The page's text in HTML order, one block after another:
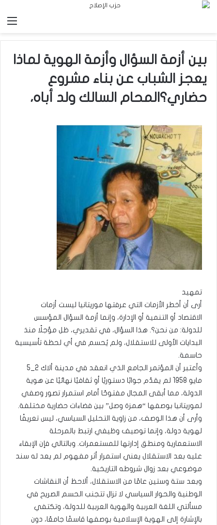
بين أزمة السؤال وأزمة الهوية لماذا
يعجز الشباب عن بناء مشروع
حضاري؟المحام السالك ولد أباه،
تمهيد
أرى أن أخطر الأزمات التي عرفتها موريتانيا ليست أزمات
الاقتصاد أو التنمية أو الإدارة، وإنما أزمة السؤال المؤسس
للدولة: من نحن؟. هذا السؤال، في تقديري، ظل مؤجلًا منذ
البدايات الأولى للاستقلال، ولم يُحسم في أي لحظة تأسيسية
حاسمة.
وأعتبر أن المؤتمر الجامع الذي انعقد في مدينة ألاك 2_5
مايو 1958 لم يقدّم جوابًا دستوريًا أو ثقافيًا نهائيًا عن هوية
الدولة، مما أبقى المجال مفتوحًا أمام استمرار تصور وصفي
لموريتانيا بوصفها “همزة وصل” بين فضاءات حضارية مختلفة.
وأرى أن هذا الوصف، من زاوية التحليل السياسي، ليس تعريفًا
لهوية دولة، وإنما توصيف وظيفي ارتبط بالمرحلة
الاستعمارية ومنطق إدارتها للمستعمرات. وبالتالي فإن الإبقاء
عليه بعد الاستقلال يعني استمرار أثر مفهوم لم يعد له سند
موضوعي بعد زوال شروطه التاريخية.
وبعد ستة وستين عامًا من الاستقلال، ألاحظ أن النقاشات
الوطنية والحوار السياسي لا تزال تتجنب الحسم الصريح في
مسألتي اللغة العربية والهوية العربية للدولة، وتكتفي
بالإشارة إلى الهوية الإسلامية بوصفها قاسمًا جامعًا، دون